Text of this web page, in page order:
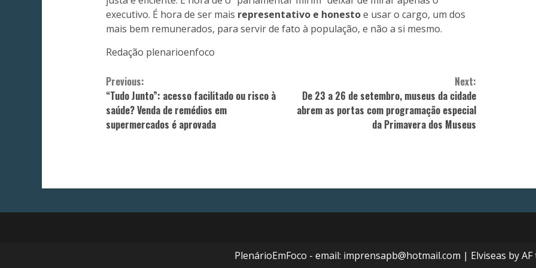
executivo. É hora de ser mais representativo e honestoe usar o cargo, um dos
mais bem remunerados, para servir de fato à população, e não a si mesmo.
Redação plenarioenfoco
Continue
Reading
Previous:
“Tudo Junto”: acesso facilitado ou risco à
saúde? Venda de remédios em
supermercados é aprovada
Next:
De 23 a 26 de setembro, museus da cidade
abrem as portas com programação especial
da Primavera dos Museus
PlenárioEmFoco - email: imprensapb@hotmail.com | Elviseas by